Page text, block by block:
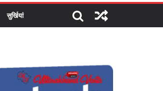
सुर्खियां